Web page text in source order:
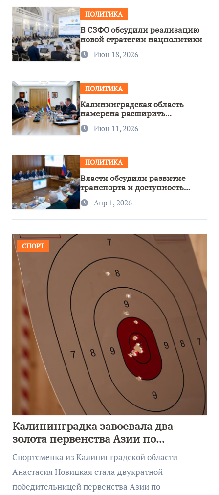
ПОЛИТИКА
В СЗФО обсудили реализацию
новой стратегии нацполитики
Июн 18, 2026
ПОЛИТИКА
Калининградская область
намерена расширить
сотрудничество с Узбекистаном
Июн 11, 2026
ПОЛИТИКА
Власти обсудили развитие
транспорта и доступность
региона
Апр 1, 2026
СПОРТ
Калининградка завоевала два
золота первенства Азии по
метанию ножа
Спортсменка из Калининградской области
Анастасия Новицкая стала двукратной
победительницей первенства Азии по